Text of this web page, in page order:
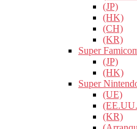
(JP)
(HK)
(CH)
(KR)
Super
(JP)
(HK)
Super
(UE)
(KR)